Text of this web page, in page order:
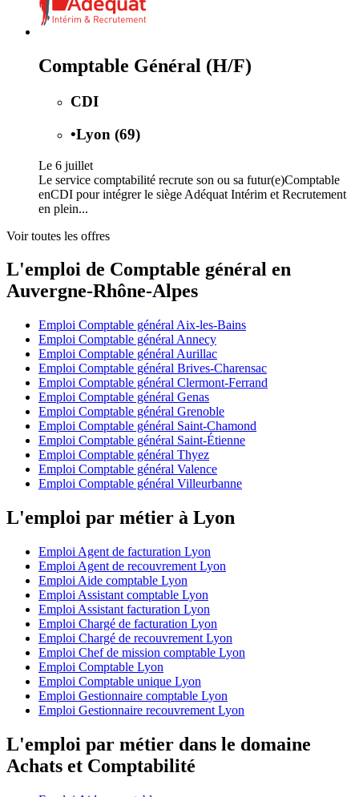
Comptable Général (H/F)
CDI
•Lyon (69)
Le 6 juillet
Le service comptabilité recrute son ou sa futur(e)Comptable
enCDI pour intégrer le siège Adéquat Intérim et Recrutement
en plein...
Voir toutes les offres
L'emploi de Comptable général en
Auvergne-Rhône-Alpes
Emploi Comptable général Aix-les-Bains
Emploi Comptable général Annecy
Emploi Comptable général Aurillac
Emploi Comptable général Brives-Charensac
Emploi Comptable général Clermont-Ferrand
Emploi Comptable général Genas
Emploi Comptable général Grenoble
Emploi Comptable général Saint-Chamond
Emploi Comptable général Saint-Étienne
Emploi Comptable général Thyez
Emploi Comptable général Valence
Emploi Comptable général Villeurbanne
L'emploi par métier à Lyon
Emploi Agent de facturation Lyon
Emploi Agent de recouvrement Lyon
Emploi Aide comptable Lyon
Emploi Assistant comptable Lyon
Emploi Assistant facturation Lyon
Emploi Chargé de facturation Lyon
Emploi Chargé de recouvrement Lyon
Emploi Chef de mission comptable Lyon
Emploi Comptable Lyon
Emploi Comptable unique Lyon
Emploi Gestionnaire comptable Lyon
Emploi Gestionnaire recouvrement Lyon
L'emploi par métier dans le domaine
Achats et Comptabilité